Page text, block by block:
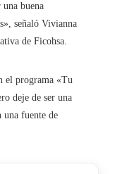
buena
señaló Vivianna
de Ficohsa.
el programa «Tu
deje de ser una
una fuente de